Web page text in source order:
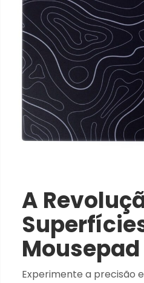
A
Mousepad
Experimente a precisão